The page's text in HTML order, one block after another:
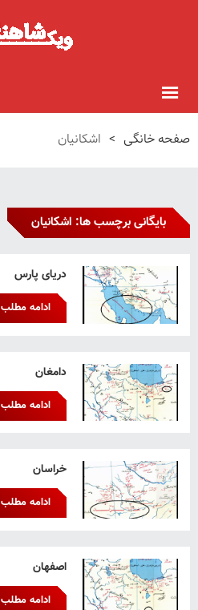
صفحه خانگی > اشکانیان
بایگانی برچسب ها: اشکانیان
دریای پارس
ادامه مطلب
دامغان
ادامه مطلب
خراسان
ادامه مطلب
اصفهان
ادامه مطلب